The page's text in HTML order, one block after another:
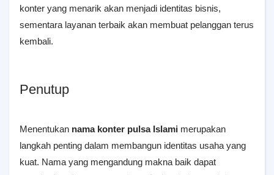
konter yang menarik akan menjadi identitas bisnis,
sementara layanan terbaik akan membuat pelanggan terus
kembali.
Penutup
Menentukan nama konter pulsa Islami merupakan
langkah penting dalam membangun identitas usaha yang
kuat. Nama yang mengandung makna baik dapat